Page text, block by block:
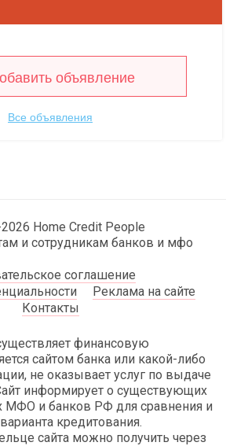
объявление
Все объявления
Home Credit People
и сотрудникам банков и мфо
соглашение
Реклама на сайте
Контакты
финансовую
сайтом банка или какой-либо
не оказывает услуг по выдаче
информирует о существующих
МФО и банков РФ для сравнения и
кредитования.
сайта можно получить через